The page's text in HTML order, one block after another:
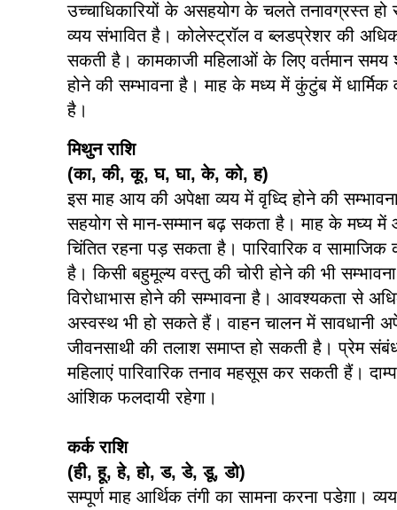
उच्चाधिकारियों के असहयोग के चलते तनावग्रस्त
व्यय संभावित है। कोलेस्ट्रॉल व ब्लडप्रेशर की
सकती है। कामकाजी महिलाओं के लिए वर्तमान समय
होने की सम्भावना है। माह के मध्य में कुंटुंब में
है।
मिथुन राशि
(का, की, कू, घ, घा, के, को, ह)
इस माह आय की अपेक्षा व्यय में वृध्दि होने की
सहयोग से मान-सम्मान बढ़ सकता है। माह के मघ्य
चिंतित रहना पड़ सकता है। पारिवारिक व सामाजिक
है। किसी बहुमूल्य वस्तु की चोरी होने की भी
विरोधाभास होने की सम्भावना है। आवश्यकता से
अस्वस्थ भी हो सकते हैं। वाहन चालन में सावधानी
जीवनसाथी की तलाश समाप्त हो सकती है। प्रेम
महिलाएं पारिवारिक तनाव महसूस कर सकती हैं।
आंशिक फलदायी रहेगा।
कर्क राशि
(ही, हू, हे, हो, ड, डे, डू, डो)
सम्पूर्ण माह आर्थिक तंगी का सामना करना पडेग़ा।